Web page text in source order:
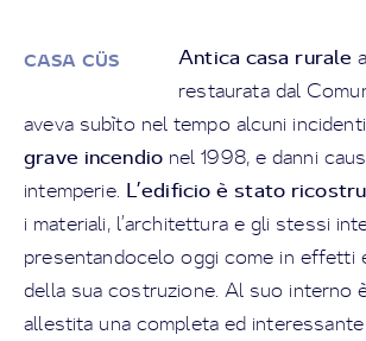
CASA CÜS Antica casa rurale
restaurata dal
aveva subìto nel tempo alcuni
grave incendio nel 1998, e danni
intemperie. L’edificio è stato
i materiali, l’architettura e gli stessi
presentandocelo oggi come in effetti
della sua costruzione. Al suo interno
allestita una completa ed interessante